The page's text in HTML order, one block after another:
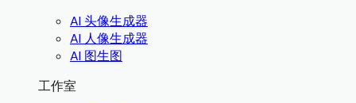
AI 头像生成器
AI 人像生成器
AI 图生图
工作室